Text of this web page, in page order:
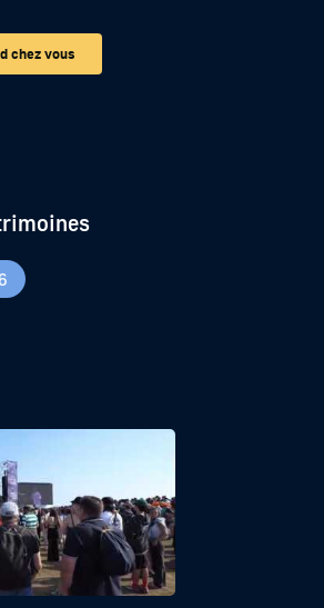
chez vous